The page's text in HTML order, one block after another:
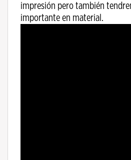
impresión pero también
importante en material.